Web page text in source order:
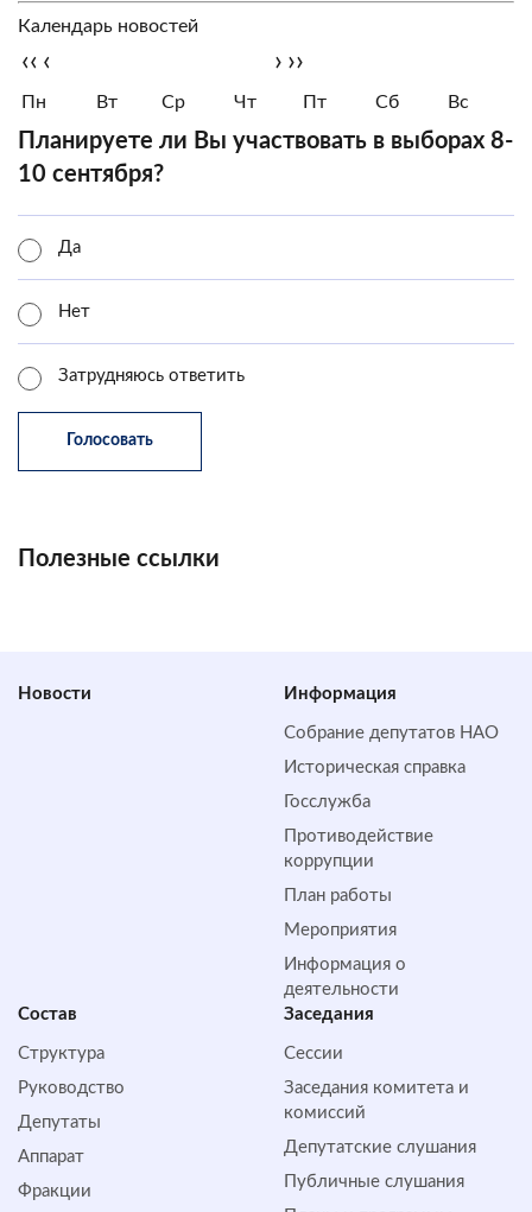
Календарь новостей
‹‹ ‹ › ››
Пн Вт Ср Чт Пт Сб Вс
Планируете ли Вы участвовать в выборах 8-
10 сентября?
Да
Нет
Затрудняюсь ответить
Полезные ссылки
Новости Информация
Собрание депутатов НАО
Историческая справка
Госслужба
Противодействие
коррупции
План работы
Мероприятия
Информация о
деятельности
Состав
Структура
Руководство
Депутаты
Аппарат
Фракции
Заседания
Сессии
Заседания комитета и
комиссий
Депутатские слушания
Публичные слушания